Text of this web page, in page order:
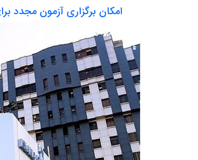
امکان برگزاری آزمون مجدد